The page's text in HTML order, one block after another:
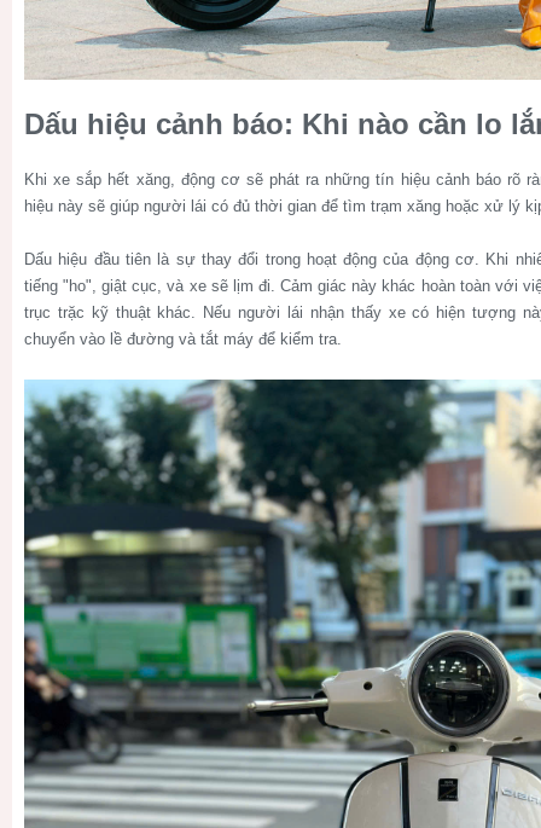
Dấu hiệu cảnh báo: Khi nào cần lo
Khi xe sắp hết xăng, động cơ sẽ phát ra những tín hiệu cảnh báo rõ
hiệu này sẽ giúp người lái có đủ thời gian để tìm trạm xăng hoặc xử lý
Dấu hiệu đầu tiên là sự thay đổi trong hoạt động của động cơ. Khi
tiếng "ho", giật cục, và xe sẽ lịm đi. Cảm giác này khác hoàn toàn với
trục trặc kỹ thuật khác. Nếu người lái nhận thấy xe có hiện tượng
chuyển vào lề đường và tắt máy để kiểm tra.